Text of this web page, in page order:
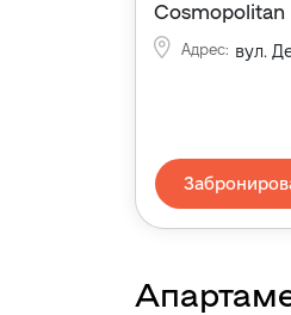
Cosmopolitan
Адрес: вул.